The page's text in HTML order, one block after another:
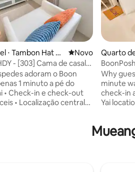
⋅ Tambon Hat Ya
Novo lugar para
Novo
- [303] Cama de casal
a cidade
adoram o Boon
1 minuto a pé do
• Check-in e check-out
• Localização central
Quarto
i
cama
Why
minute
check-in
Yai
Free
and